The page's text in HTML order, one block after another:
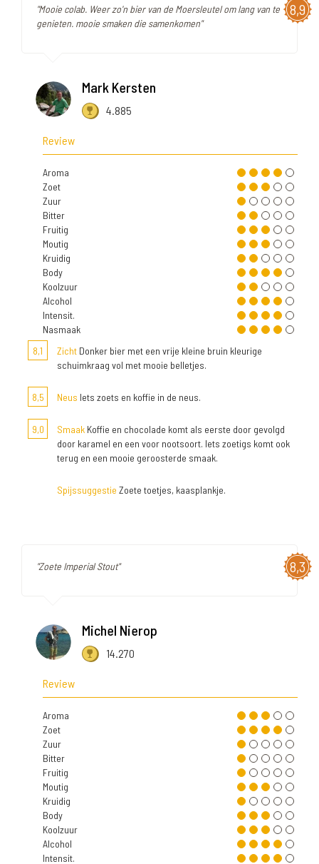
8,9
"Mooie colab. Weer zo'n bier van de Moersleutel om lang van te
genieten. mooie smaken die samenkomen"
Mark Kersten
4.885
Review
Aroma
Zoet
Zuur
Bitter
Fruitig
Moutig
Kruidig
Body
Koolzuur
Alcohol
Intensit.
Nasmaak
8,1
Zicht Donker bier met een vrije kleine bruin kleurige
schuimkraag vol met mooie belletjes.
8,5 Neus Iets zoets en koffie in de neus.
9,0 Smaak Koffie en chocolade komt als eerste door gevolgd
door karamel en een voor nootsoort. Iets zoetigs komt ook
terug en een mooie geroosterde smaak.
Spijssuggestie Zoete toetjes, kaasplankje.
8,3
"Zoete Imperial Stout"
Michel Nierop
14.270
Review
Aroma
Zoet
Zuur
Bitter
Fruitig
Moutig
Kruidig
Body
Koolzuur
Alcohol
Intensit.